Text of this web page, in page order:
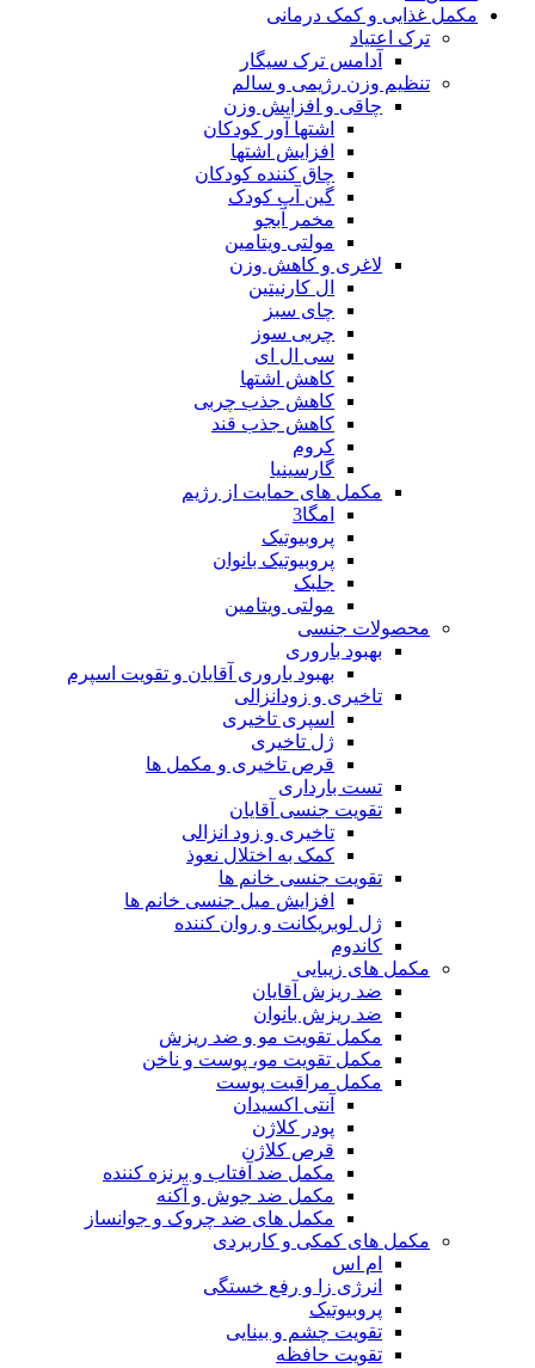
مکمل غذایی و کمک درمانی
ترک اعتیاد
آدامس ترک سیگار
تنظیم وزن رژیمی و سالم
چاقی و افزایش وزن
اشتها آور کودکان
افزایش اشتها
چاق کننده کودکان
گین آپ کودک
مخمر آبجو
مولتی ویتامین
لاغری و کاهش وزن
ال کارنیتین
چای سبز
چربی سوز
سی ال ای
کاهش اشتها
کاهش جذب چربی
کاهش جذب قند
کروم
گارسینیا
مکمل های حمایت از رژیم
امگا3
پروبیوتیک
پروبیوتیک بانوان
جلبک
مولتی ویتامین
محصولات جنسی
بهبود باروری
بهبود باروری آقایان و تقویت اسپرم
تاخیری و زودانزالی
اسپری تاخیری
ژل تاخیری
قرص تاخیری و مکمل ها
تست بارداری
تقویت جنسی آقایان
تاخیری و زود انزالی
کمک به اختلال نعوذ
تقویت جنسی خانم ها
افزایش میل جنسی خانم ها
ژل لوبریکانت و روان کننده
کاندوم
مکمل های زیبایی
ضد ریزش آقایان
ضد ریزش بانوان
مکمل تقویت مو و ضد ریزش
مکمل تقویت مو، پوست و ناخن
مکمل مراقبت پوست
آنتی اکسیدان
پودر کلاژن
قرص کلاژن
مکمل ضد آفتاب و برنزه کننده
مکمل ضد جوش و آکنه
مکمل های ضد چروک و جوانساز
مکمل های کمکی و کاربردی
ام اس
انرژی زا و رفع خستگی
پروبیوتیک
تقویت چشم و بینایی
تقویت حافظه